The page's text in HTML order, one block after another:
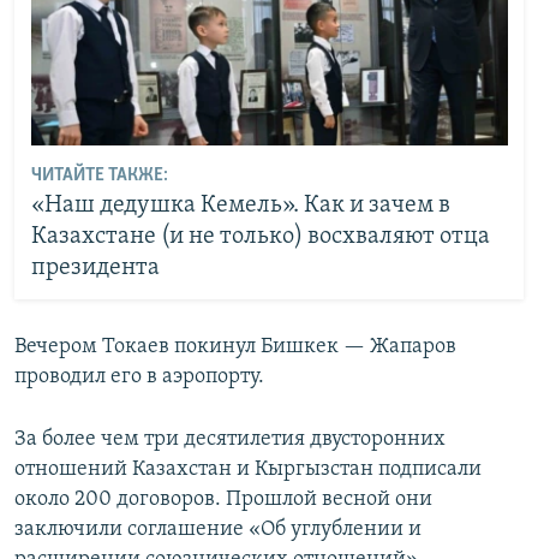
ЧИТАЙТЕ ТАКЖЕ:
«Наш дедушка Кемель». Как и зачем в
Казахстане (и не только) восхваляют отца
президента
Вечером Токаев покинул Бишкек — Жапаров
проводил его в аэропорту.
За более чем три десятилетия двусторонних
отношений Казахстан и Кыргызстан подписали
около 200 договоров. Прошлой весной они
заключили соглашение «Об углублении и